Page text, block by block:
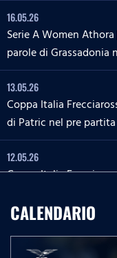
16.05.26
Serie A Women
parole di Grassadonia
13.05.26
Coppa Italia
di Patric nel pre partita
12.05.26
Coppa Italia
Serie A Enilive |
CALENDARIO